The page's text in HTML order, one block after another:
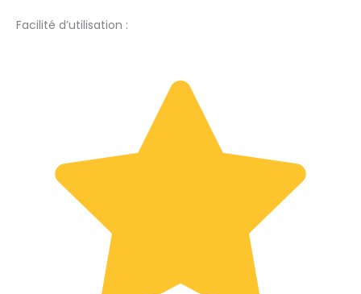
Facilité d’utilisation :